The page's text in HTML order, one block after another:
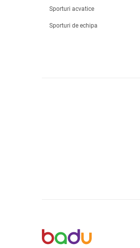
Sporturi acvatice
Sporturi de echipa